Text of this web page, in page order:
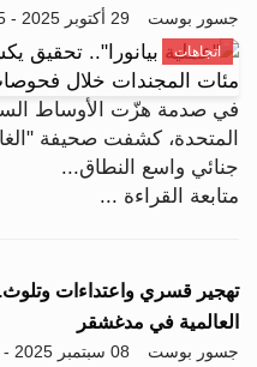
جسور بوست 29 أكتوبر 2025 - 14:45
اتجاهات
في صدمة هزّت الأوساط
المتحدة، كشفت صحيفة
جنائي واسع النطاق...
متابعة القراءة ...
تهجير قسري واعتداءات
العالمية في مدغشقر
جسور بوست 08 سبتمبر 2025 - 14:50